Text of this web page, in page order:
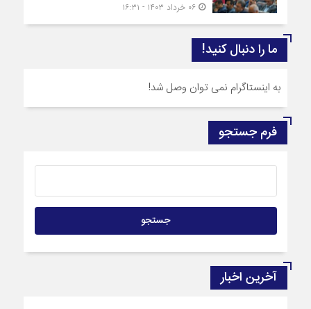
۰۶ خرداد ۱۴۰۳ - ۱۶:۳۱
ما را دنبال کنید!
به اینستاگرام نمی توان وصل شد!
فرم جستجو
آخرین اخبار